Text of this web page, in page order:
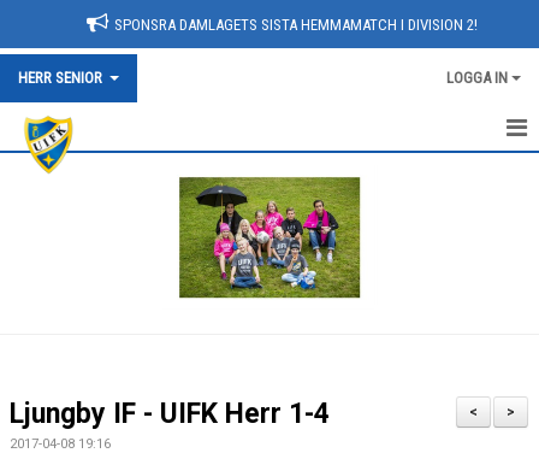
SPONSRA DAMLAGETS SISTA HEMMAMATCH I DIVISION 2!
HERR SENIOR LOGGA IN
NYHETER
DOKUMENT
>
<
Ljungby IF - UIFK Herr 1-4
2017-04-08 19:16